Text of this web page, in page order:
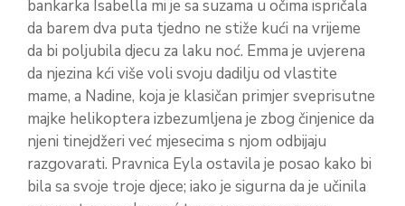
bankarka Isabella mi je sa suzama u očima ispričala
da barem dva puta tjedno ne stiže kući na vrijeme
da bi poljubila djecu za laku noć. Emma je uvjerena
da njezina kći više voli svoju dadilju od vlastite
mame, a Nadine, koja je klasičan primjer sveprisutne
majke helikoptera izbezumljena je zbog činjenice da
njeni tinejdžeri već mjesecima s njom odbijaju
razgovarati. Pravnica Eyla ostavila je posao kako bi
bila sa svoje troje djece; iako je sigurna da je učinila